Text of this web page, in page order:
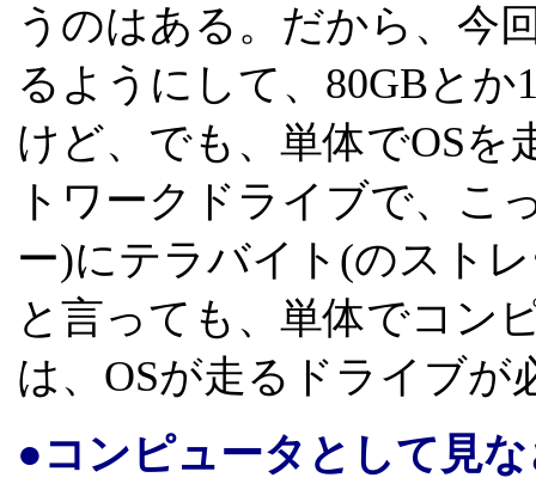
うのはある。だから、今
るようにして、80GBと
けど、でも、単体でOS
トワークドライブで、こ
ー)にテラバイト(のスト
と言っても、単体でコン
は、OSが走るドライブが
●コンピュータとして見